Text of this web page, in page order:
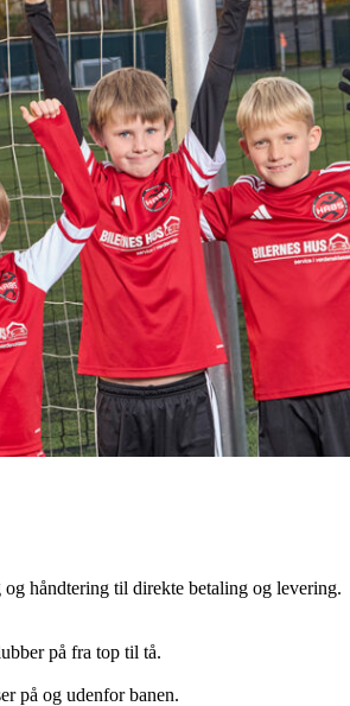
håndtering til direkte betaling og levering.
på fra top til tå.
på og udenfor banen.